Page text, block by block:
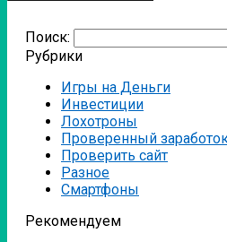
Поиск:
Рубрики
Игры на Деньги
Инвестиции
Лохотроны
Проверенный
Проверить сайт
Разное
Смартфоны
Рекомендуем